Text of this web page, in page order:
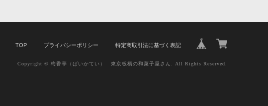
TOP プライバシーポリシー 特定商取引法に基づく表記
Copyright © 梅香亭（ばいかてい） 東京板橋の和菓子屋さん. All Rights Reserved.